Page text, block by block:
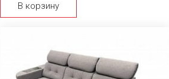
В корзину